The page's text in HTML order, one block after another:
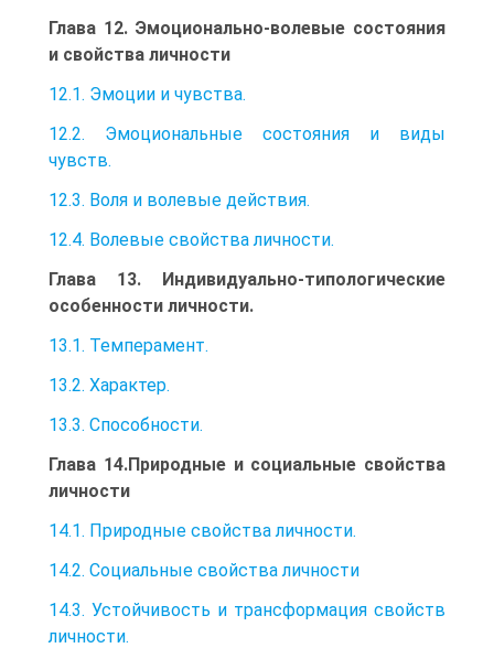
Глава 12. Эмоционально-волевые состояния
и свойства личности
12.1. Эмоции и чувства.
12.2. Эмоциональные состояния и виды
чувств.
12.3. Воля и волевые действия.
12.4. Волевые свойства личности.
Глава 13. Индивидуально-типологические
особенности личности.
13.1. Темперамент.
13.2. Характер.
13.3. Способности.
Глава 14.Природные и социальные свойства
личности
14.1. Природные свойства личности.
14.2. Социальные свойства личности
14.3. Устойчивость и трансформация свойств
личности.